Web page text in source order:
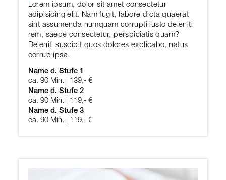
Lorem ipsum, dolor sit amet consectetur
adipisicing elit. Nam fugit, labore dicta quaerat
sint assumenda numquam corrupti iusto deleniti
rem, saepe consectetur, perspiciatis quam?
Deleniti suscipit quos dolores explicabo, natus
corrup ipsa.
Name d. Stufe 1
ca. 90 Min. | 139,- €
Name d. Stufe 2
ca. 90 Min. | 119,- €
Name d. Stufe 3
ca. 90 Min. | 119,- €